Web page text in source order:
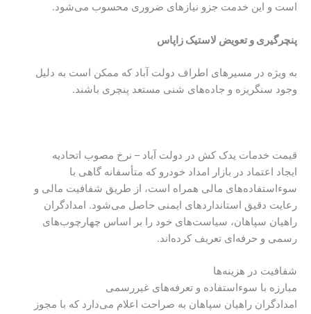
است و این خدمت جزو نیازهای ضروری محسوب می‌شود.
پنچرگیری و تعویض لاستیک زاپاس
به ویژه در مسیرهای اطراف دولت آباد که ممکن است به دلیل
وجود سنگریزه و جاده‌های شنی مستعد پنچری باشند.
قیمت خدمات یدک کش در دولت آباد – نرخ‌ مصوب اتحادیه
ایجاد اعتماد در بازار امداد خودرو که متأسفانه گاهی با
سوءاستفاده‌های مالی همراه است، از طریق شفافیت مالی و
رعایت دقیق استانداردهای ایمنی حاصل می‌شود. امدادگران
راهیان سپاهان، سیاست‌های خود را بر اساس چهارچوب‌های
رسمی و حرفه‌ای تعریف کرده‌اند.
شفافیت در هزینه‌ها
مبارزه با سوءاستفاده و تعرفه‌های غیررسمی
امدادگران راهیان سپاهان به صراحت اعلام می‌دارد که با مجوز